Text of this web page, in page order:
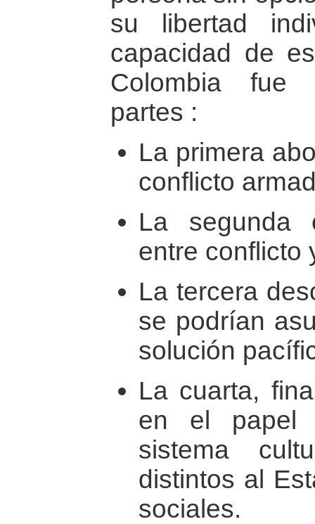
su libertad
capacidad de
Colombia fue
partes :
La primera
conflicto
La segunda
entre conflicto
La tercera
se podrían
solución
La cuarta,
en el papel
sistema
distintos al
sociales.